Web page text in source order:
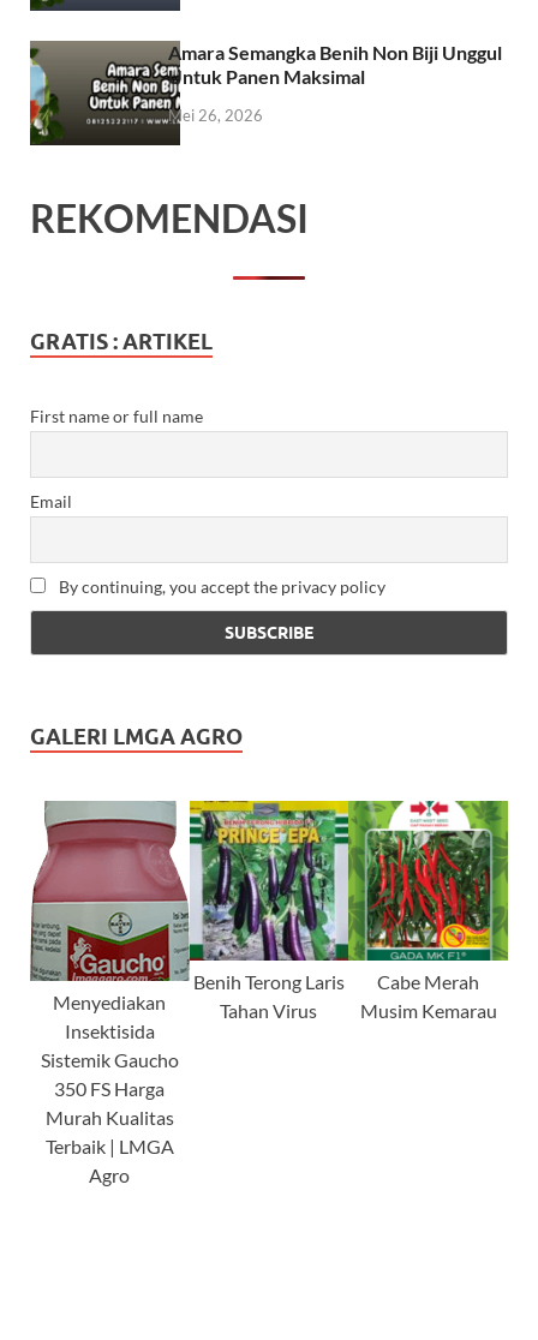
Amara Semangka Benih Non Biji Unggul
Untuk Panen Maksimal
Mei 26, 2026
REKOMENDASI
GRATIS : ARTIKEL
First name or full name
Email
By continuing, you accept the privacy policy
GALERI LMGA AGRO
Menyediakan
Insektisida
Sistemik Gaucho
350 FS Harga
Murah Kualitas
Terbaik | LMGA
Agro
Benih Terong Laris
Tahan Virus
Cabe Merah
Musim Kemarau